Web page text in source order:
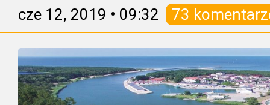
cze 12, 2019 • 09:32 73